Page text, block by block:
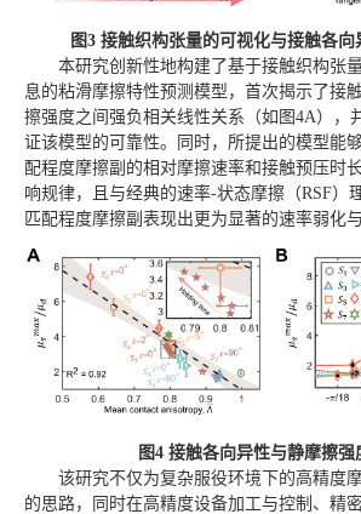
图3 接触织构张量的可视化与接触各向
本研究创新性地构建了基于接触织构张
息的粘滑摩擦特性预测模型，首次揭示了接
擦强度之间强负相关线性关系（如图4A），
证该模型的可靠性。同时，所提出的模型能
配程度摩擦副的相对摩擦速率和接触预压时
响规律，且与经典的速率-状态摩擦（RSF）
匹配程度摩擦副表现出更为显著的速率弱化
图4 接触各向异性与静摩擦强
该研究不仅为复杂服役环境下的高精度
的思路，同时在高精度设备加工与控制、精